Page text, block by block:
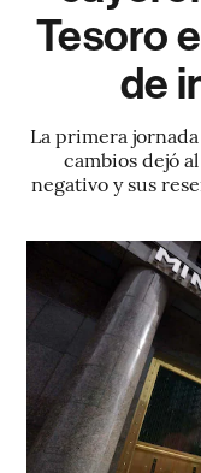
Tesoro
de
La primera
cambios dejó
negativo y sus